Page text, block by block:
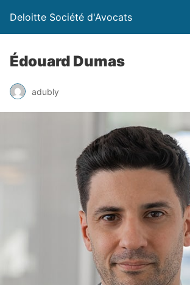
Deloitte Société d'Avocats
Édouard Dumas
adubly